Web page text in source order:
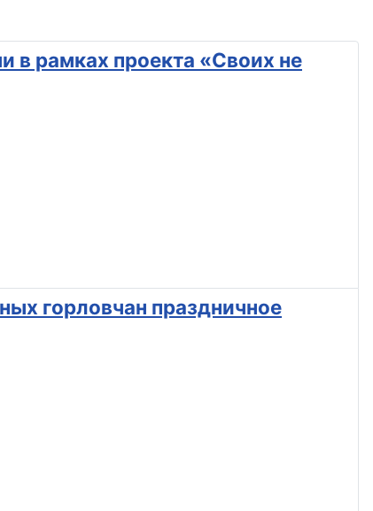
в рамках проекта «Своих не
горловчан праздничное